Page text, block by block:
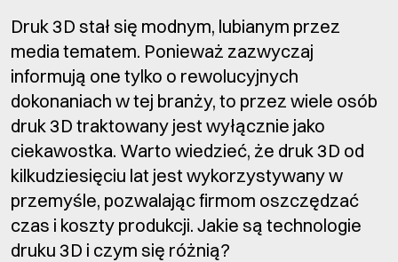
Druk 3D stał się modnym, lubianym przez
media tematem. Ponieważ zazwyczaj
informują one tylko o rewolucyjnych
dokonaniach w tej branży, to przez wiele osób
druk 3D traktowany jest wyłącznie jako
ciekawostka. Warto wiedzieć, że druk 3D od
kilkudziesięciu lat jest wykorzystywany w
przemyśle, pozwalając firmom oszczędzać
czas i koszty produkcji. Jakie są technologie
druku 3D i czym się różnią?